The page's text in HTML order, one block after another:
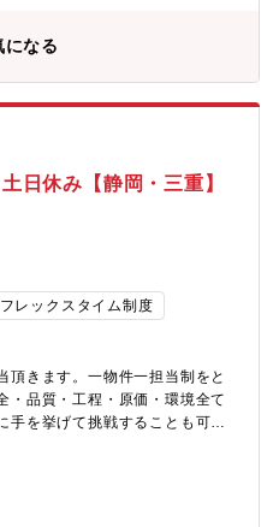
になる
日休み【静岡・三重】
フレックスタイム制度
頂きます。一物件一担当制をと
・品質・工程・原価・環境全て
手を挙げて挑戦することも可能
療・介護施設、工場など、急成
建築事業(非住宅領域)について…
ハウス工業ですが、非住宅事業